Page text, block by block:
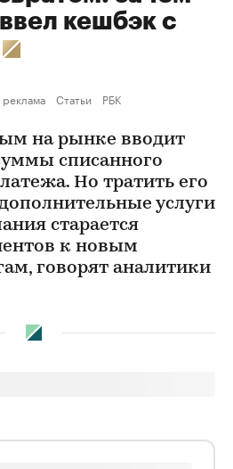
кешбэк с
Статьи РБК
на рынке вводит
списанного
Но тратить его
услуги
старается
к новым
говорят аналитики